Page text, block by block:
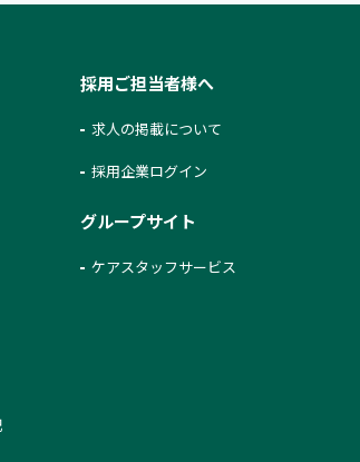
採用ご担当者様へ
求人の掲載について
採用企業ログイン
グループサイト
ケアスタッフサービス